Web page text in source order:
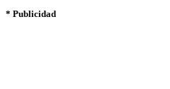
* Publicidad